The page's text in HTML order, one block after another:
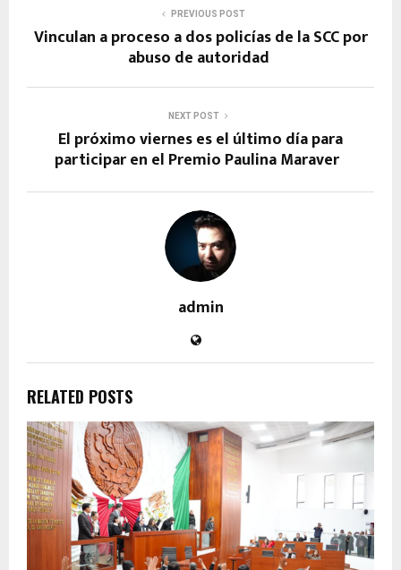
PREVIOUS POST
Vinculan a proceso a dos policías de la SCC por
abuso de autoridad
NEXT POST
El próximo viernes es el último día para
participar en el Premio Paulina Maraver
admin
RELATED POSTS